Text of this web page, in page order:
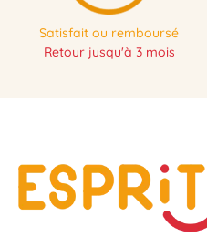
Satisfait ou remboursé
Retour jusqu'à 3 mois